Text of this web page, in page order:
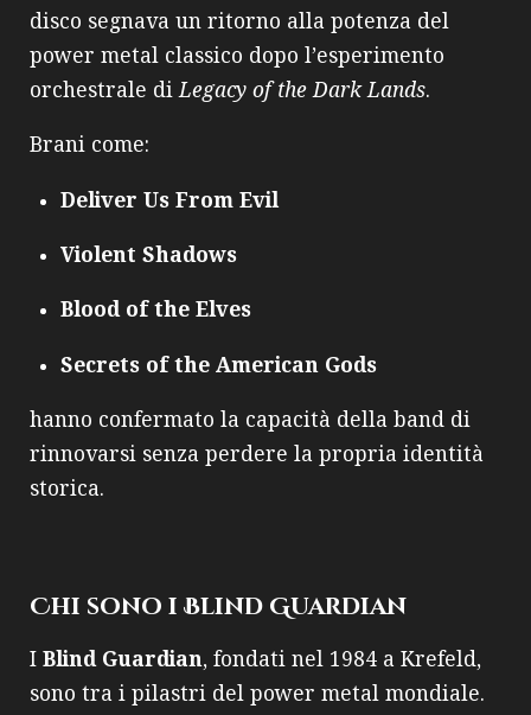
disco segnava un ritorno alla potenza del
power metal classico dopo l’esperimento
orchestrale di Legacy of the Dark Lands.
Brani come:
Deliver Us From Evil
Violent Shadows
Blood of the Elves
Secrets of the American Gods
hanno confermato la capacità della band di
rinnovarsi senza perdere la propria identità
storica.
Chi sono i Blind Guardian
I Blind Guardian, fondati nel 1984 a Krefeld,
sono tra i pilastri del power metal mondiale.